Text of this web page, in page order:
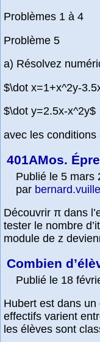
Problèmes 1 à 4
Problème 5
a) Résolvez
$\dot x=1+x^2y-
$\dot y=2.5x-x^2y$
avec les
401AMos.
Publié le 5 mars
par
Découvrir π dans
tester le nombre
module de z
Combien
Publié le 18
Hubert est dans
effectifs varient
les élèves sont